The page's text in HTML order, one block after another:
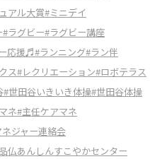
アル大賞#ミニデイ
#ラグビー#ラグビー講座
応援♬#ランニング#ラン伴
ス#レクリエーション#ロボテラス
#世田谷いきいき体操#世田谷体操
ネ#主任ケアマネ
ジャー連絡会
仏あんしんすこやかセンター